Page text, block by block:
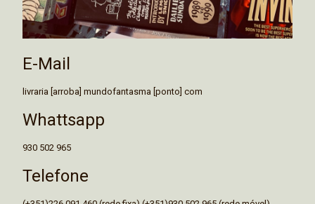
E-Mail
livraria [arroba] mundofantasma [ponto] com
Whattsapp
930 502 965
Telefone